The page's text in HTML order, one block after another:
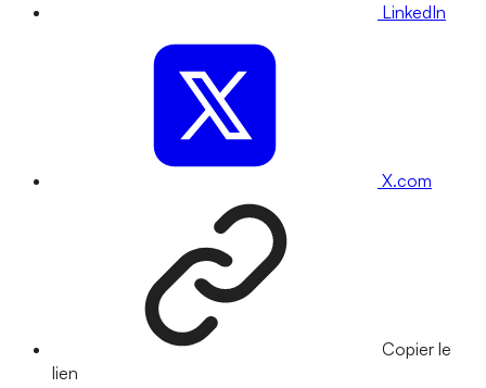
LinkedIn
X.com
Copier le
lien